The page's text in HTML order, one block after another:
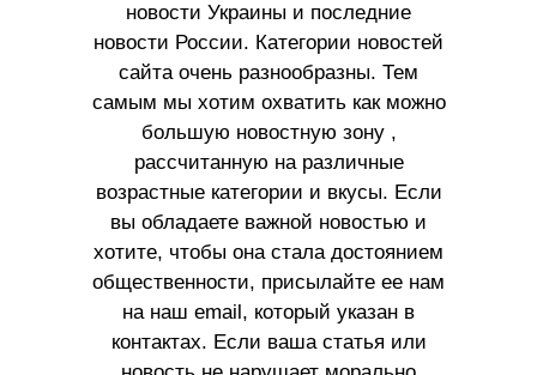
новости Украины и последние
новости России. Категории новостей
сайта очень разнообразны. Тем
самым мы хотим охватить как можно
большую новостную зону ,
рассчитанную на различные
возрастные категории и вкусы. Если
вы обладаете важной новостью и
хотите, чтобы она стала достоянием
общественности, присылайте ее нам
на наш email, который указан в
контактах. Если ваша статья или